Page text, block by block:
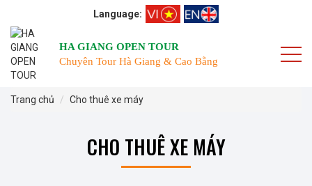
Language:
HA GIANG OPEN TOUR
Chuyên Tour Hà Giang & Cao Bằng
Trang chủ Cho thuê xe máy
CHO THUÊ XE MÁY